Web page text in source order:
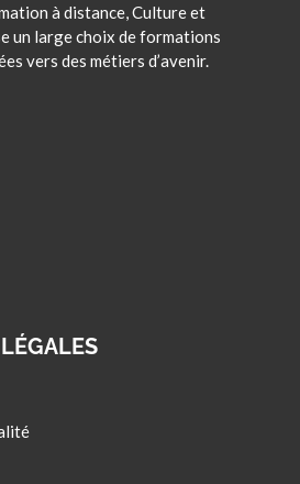
à distance, Culture et
un large choix de formations
vers des métiers d’avenir.